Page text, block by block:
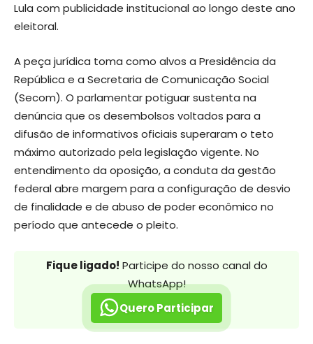
Lula com publicidade institucional ao longo deste ano
eleitoral.
A peça jurídica toma como alvos a Presidência da
República e a Secretaria de Comunicação Social
(Secom). O parlamentar potiguar sustenta na
denúncia que os desembolsos voltados para a
difusão de informativos oficiais superaram o teto
máximo autorizado pela legislação vigente. No
entendimento da oposição, a conduta da gestão
federal abre margem para a configuração de desvio
de finalidade e de abuso de poder econômico no
período que antecede o pleito.
Fique ligado! Participe do nosso canal do
WhatsApp!
Quero Participar